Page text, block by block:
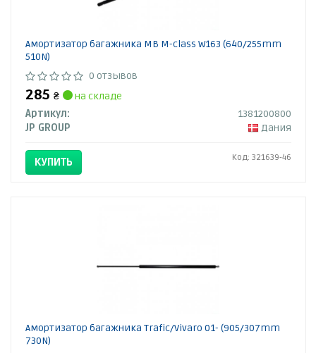
Амортизатор багажника MB M-class W163 (640/255mm
510N)
0 отзывов
285 ₴
на складе
Артикул:
1381200800
JP GROUP
Дания
КУПИТЬ Код: 321639-46
Амортизатор багажника Trafic/Vivaro 01- (905/307mm
730N)